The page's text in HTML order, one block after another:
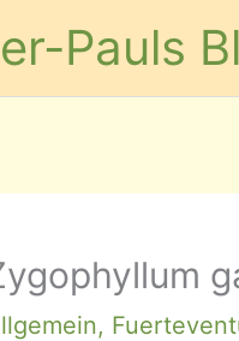
Pauls
,